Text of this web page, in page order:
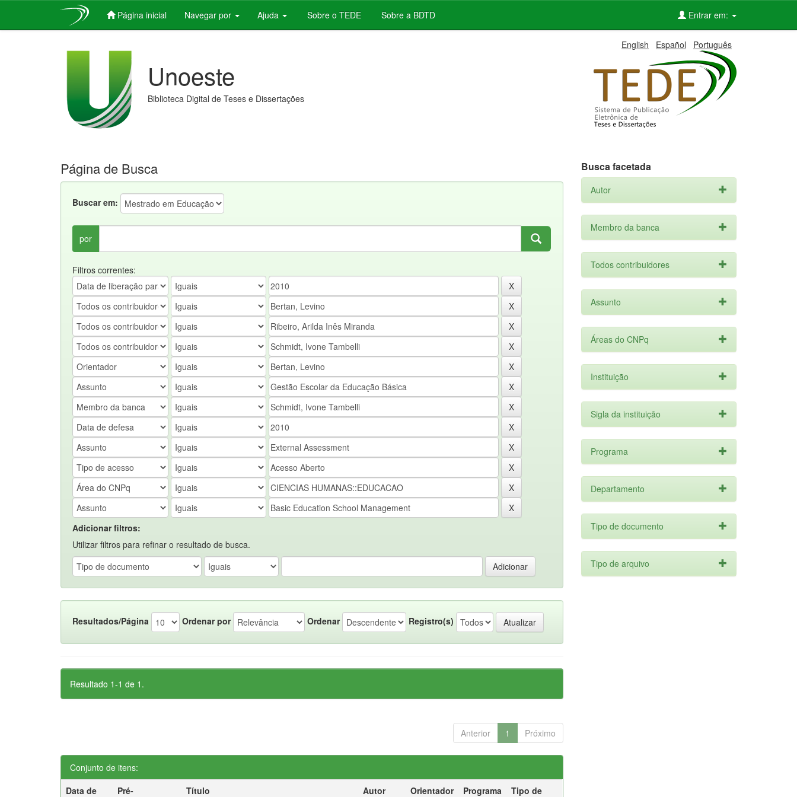
Página inicial Navegar por Ajuda Sobre o TEDE Sobre a BDTD Entrar em:
English Español Português
Unoeste
Biblioteca Digital de Teses e Dissertações
Página de Busca
Buscar em:
por
Filtros correntes:
Adicionar filtros:
Utilizar filtros para refinar o resultado de busca.
Resultados/Página Ordenar por Ordenar Registro(s)
Resultado 1-1 de 1.
Anterior 1 Próximo
Conjunto de itens:
Data de
Pré-
Título Autor Orientador Programa
Tipo de
Busca facetada
Autor
Membro da banca
Todos contribuidores
Assunto
Áreas do CNPq
Instituição
Sigla da instituição
Programa
Departamento
Tipo de documento
Tipo de arquivo